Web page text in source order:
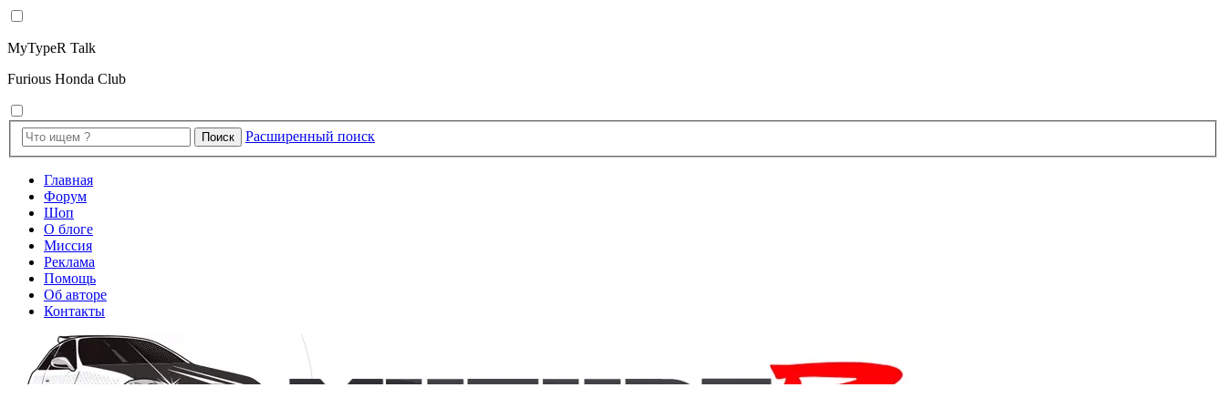
MyTypeR Talk
Furious Honda Club
Поиск Расширенный поиск
Главная
Форум
Шоп
О блоге
Миссия
Реклама
Помощь
Об авторе
Контакты